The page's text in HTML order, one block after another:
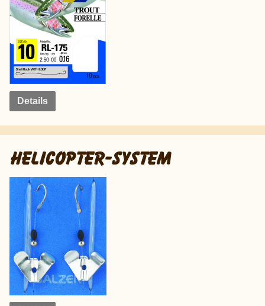
Details
HELICOPTER-SYSTEM